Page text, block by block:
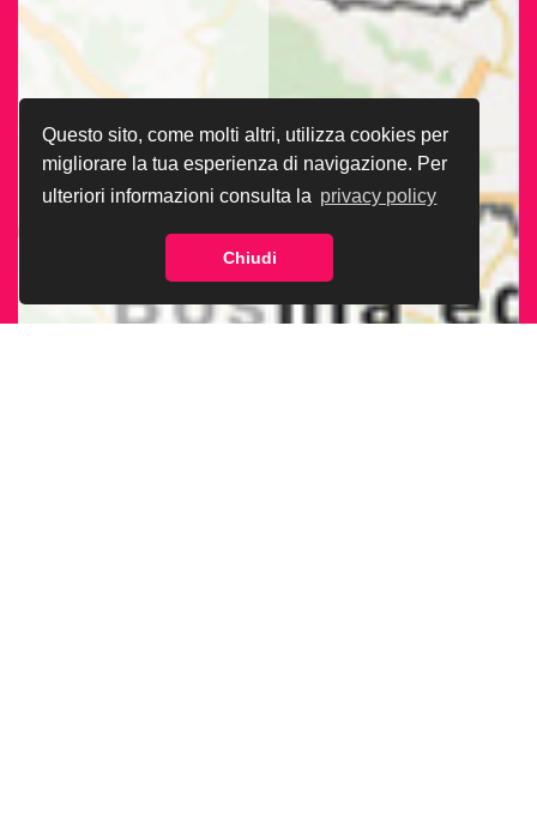
Questo sito, come molti altri, utilizza cookies per
migliorare la tua esperienza di navigazione. Per
ulteriori informazioni consulta la privacy policy
Chiudi